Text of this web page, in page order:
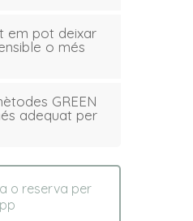
em pot deixar
o més
GREEN
adequat per
o reserva per